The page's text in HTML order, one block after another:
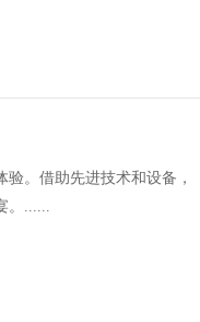
。借助先进技术和设备，
。......